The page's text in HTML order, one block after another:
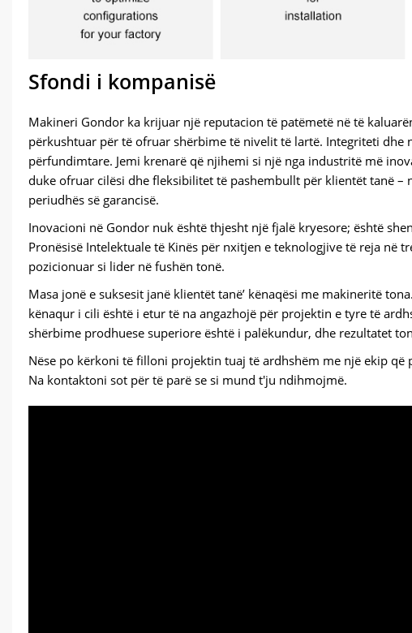
Sfondi i kompanisë
Makineri Gondor ka krijuar një reputacion të patëmetë në të
përkushtuar për të ofruar shërbime të nivelit të lartë. Integriteti dhe
përfundimtare. Jemi krenarë që njihemi si një nga industritë më
duke ofruar cilësi dhe fleksibilitet të pashembullt për klientët tanë
periudhës së garancisë.
Inovacioni në Gondor nuk është thjesht një fjalë kryesore; është
Pronësisë Intelektuale të Kinës për nxitjen e teknologjive të reja në
pozicionuar si lider në fushën tonë.
Masa jonë e suksesit janë klientët tanë’ kënaqësi me makineritë
kënaqur i cili është i etur të na angazhojë për projektin e tyre të
shërbime prodhuese superiore është i palëkundur, dhe rezultatet
Nëse po kërkoni të filloni projektin tuaj të ardhshëm me një ekip
Na kontaktoni sot për të parë se si mund t'ju ndihmojmë.